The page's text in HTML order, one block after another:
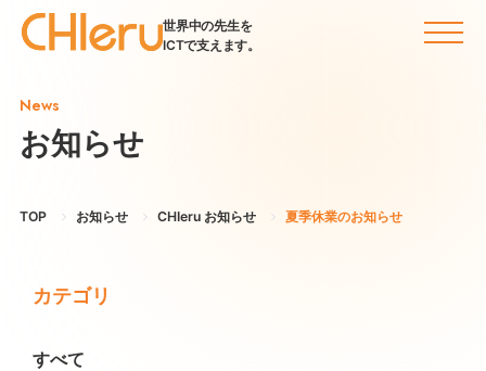
世界中の先生を
ICTで支えます。
News
お知らせ
TOP お知らせ CHIeru お知らせ 夏季休業のお知らせ
カテゴリ
すべて